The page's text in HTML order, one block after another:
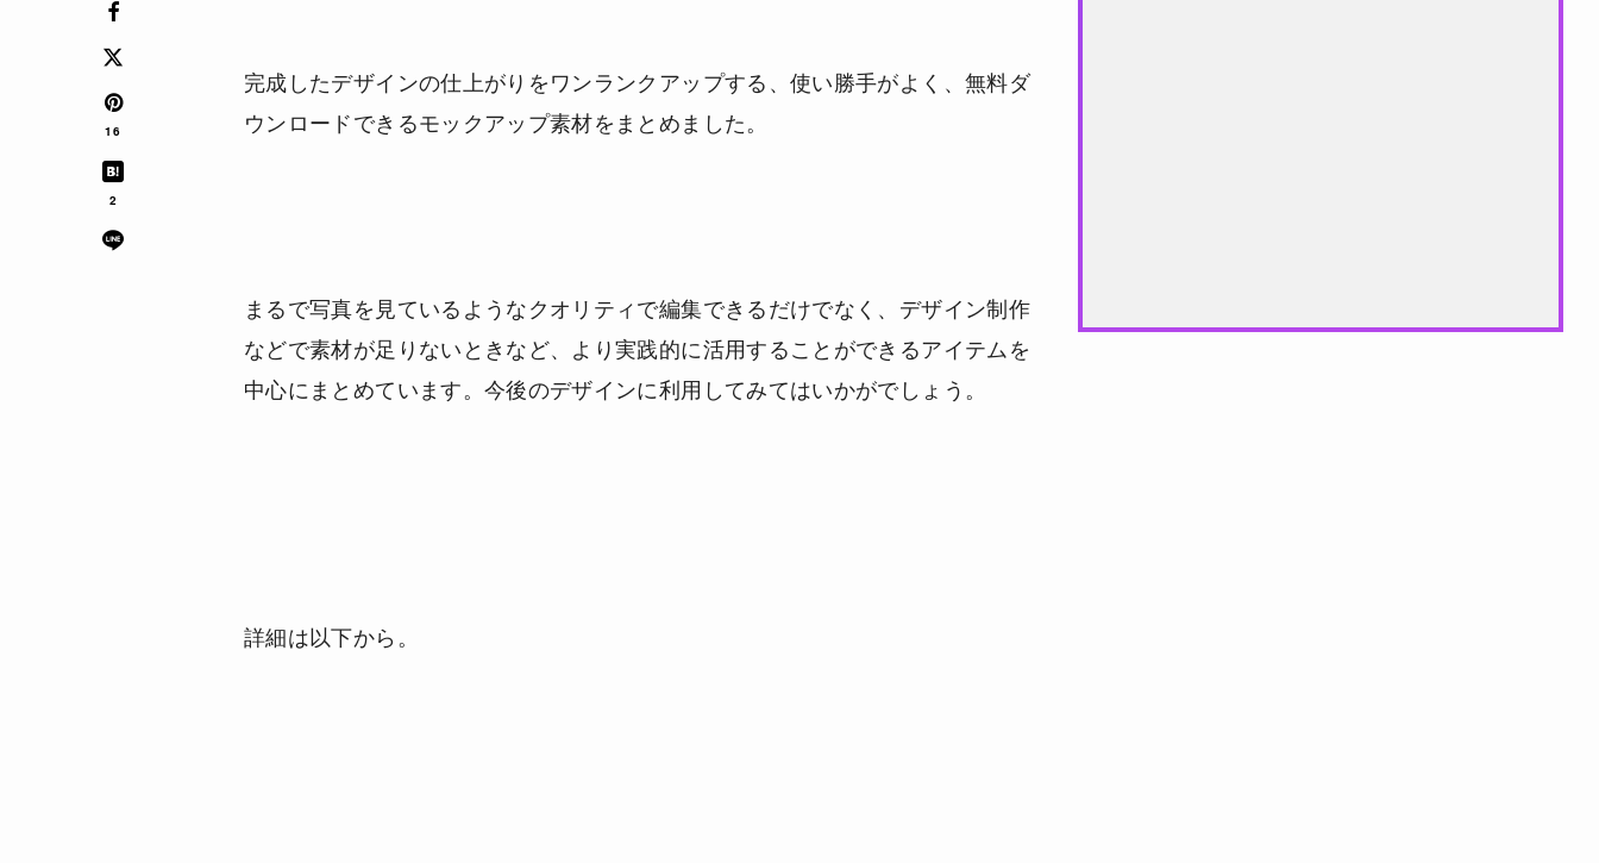
16
2
完成したデザインの仕上がりをワンランクアップする、使い勝手がよく、無料ダ
ウンロードできるモックアップ素材をまとめました。
まるで写真を見ているようなクオリティで編集できるだけでなく、デザイン制作
などで素材が足りないときなど、より実践的に活用することができるアイテムを
中心にまとめています。今後のデザインに利用してみてはいかがでしょう。
詳細は以下から。